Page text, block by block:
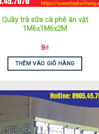
Quầy trà sữa cà phê ăn vặt
1M6x1M6x2M
9₫
THÊM VÀO GIỎ HÀNG